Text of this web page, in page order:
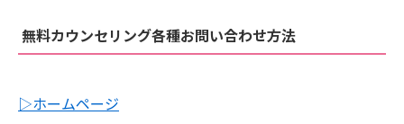
無料カウンセリング各種お問い合わせ方法
▷ホームページ